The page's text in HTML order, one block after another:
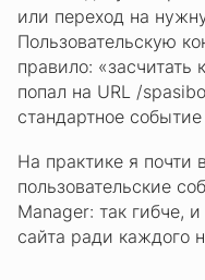
или переход на
Пользовательскую
правило: «засчитать
попал на URL /
стандартное
На практике я почти
пользовательские
Manager: так гибче,
сайта ради каждого